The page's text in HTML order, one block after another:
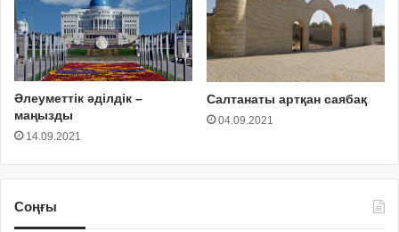
Әлеуметтік әділдік –
маңызды
14.09.2021
Салтанаты артқан саябақ
04.09.2021
Соңғы